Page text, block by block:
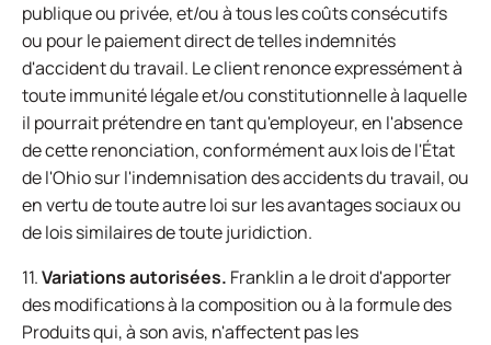
publique ou privée, et/ou à tous les coûts consécutifs
ou pour le paiement direct de telles indemnités
d'accident du travail. Le client renonce expressément à
toute immunité légale et/ou constitutionnelle à laquelle
il pourrait prétendre en tant qu'employeur, en l'absence
de cette renonciation, conformément aux lois de l'État
de l'Ohio sur l'indemnisation des accidents du travail, ou
en vertu de toute autre loi sur les avantages sociaux ou
de lois similaires de toute juridiction.
11.Variations autorisées. Franklin a le droit d'apporter
des modifications à la composition ou à la formule des
Produits qui, à son avis, n'affectent pas les